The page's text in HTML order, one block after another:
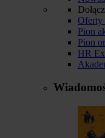
Oferty
Pion
Pion
HR